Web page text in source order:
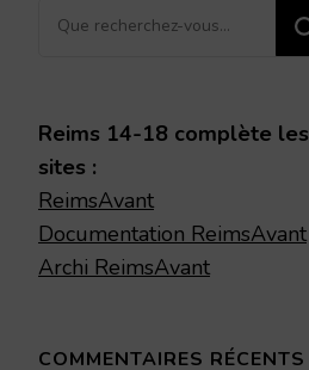
Vous
Reims 14-18 complète les
sites :
ReimsAvant
Documentation ReimsAvant
Archi ReimsAvant
COMMENTAIRES RÉCENTS